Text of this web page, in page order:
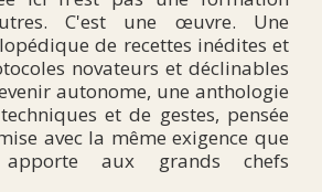
C'est une œuvre. Une
de recettes inédites et
novateurs et déclinables
autonome, une anthologie
et de gestes, pensée
avec la même exigence que
aux grands chefs